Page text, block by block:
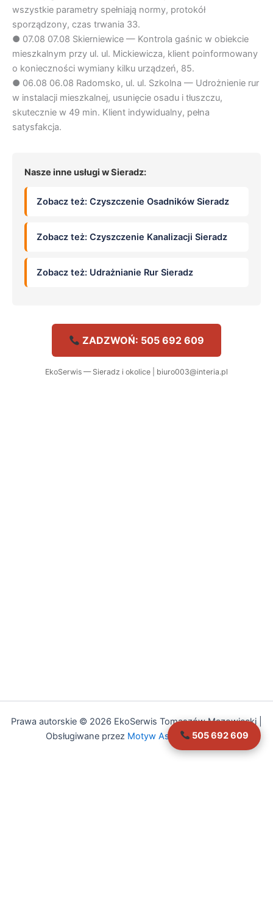
wszystkie parametry spełniają normy, protokół
sporządzony, czas trwania 33.
● 07.08 07.08 Skierniewice — Kontrola gaśnic w obiekcie
mieszkalnym przy ul. ul. Mickiewicza, klient poinformowany
o konieczności wymiany kilku urządzeń, 85.
● 06.08 06.08 Radomsko, ul. ul. Szkolna — Udrożnienie rur
w instalacji mieszkalnej, usunięcie osadu i tłuszczu,
skutecznie w 49 min. Klient indywidualny, pełna
satysfakcja.
Nasze inne usługi w Sieradz:
Zobacz też: Czyszczenie Osadników Sieradz
Zobacz też: Czyszczenie Kanalizacji Sieradz
Zobacz też: Udrażnianie Rur Sieradz
ZADZWOŃ: 505 692 609
EkoSerwis — Sieradz i okolice | biuro003@interia.pl
505 692 609
Prawa autorskie © 2026 EkoSerwis Tomaszów Mazowiecki |
Obsługiwane przez Motyw Astra WordPress